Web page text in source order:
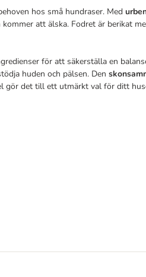
hos små hundraser. Med
att älska. Fodret är berikat
för att säkerställa en
huden och pälsen. Den
gör det till ett utmärkt val för ditt